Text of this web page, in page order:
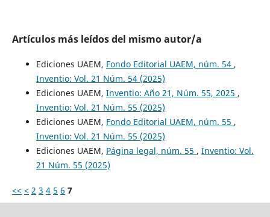
Artículos más leídos del mismo autor/a
Ediciones UAEM, Fondo Editorial UAEM, núm. 54 ,
Inventio: Vol. 21 Núm. 54 (2025)
Ediciones UAEM, Inventio: Año 21, Núm. 55, 2025 ,
Inventio: Vol. 21 Núm. 55 (2025)
Ediciones UAEM, Fondo Editorial UAEM, núm. 55 ,
Inventio: Vol. 21 Núm. 55 (2025)
Ediciones UAEM, Página legal, núm. 55 , Inventio: Vol.
21 Núm. 55 (2025)
<< < 2 3 4 5 6 7